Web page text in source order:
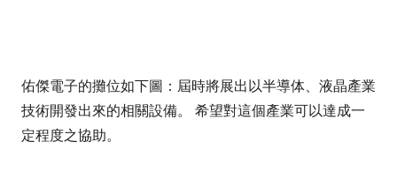
佑傑電子的攤位如下圖：屆時將展出以半導体、液晶產業
技術開發出來的相關設備。 希望對這個產業可以達成一
定程度之協助。